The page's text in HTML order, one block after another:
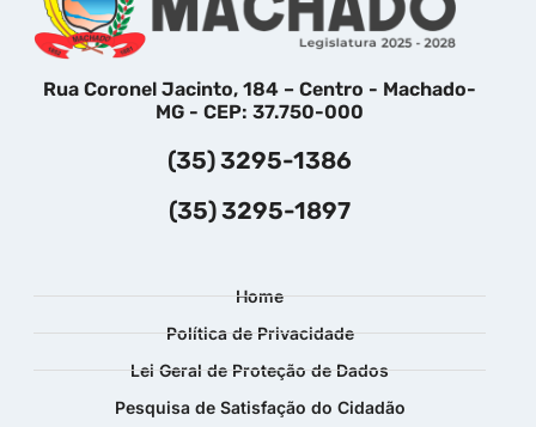
Rua Coronel Jacinto, 184 – Centro - Machado-
MG - CEP: 37.750-000
(35) 3295-1386
(35) 3295-1897
Home
Política de Privacidade
Lei Geral de Proteção de Dados
Pesquisa de Satisfação do Cidadão